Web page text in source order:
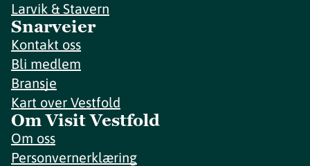
Larvik & Stavern
Snarveier
Kontakt oss
Bli medlem
Bransje
Kart over Vestfold
Om Visit Vestfold
Om oss
Personvernerklæring